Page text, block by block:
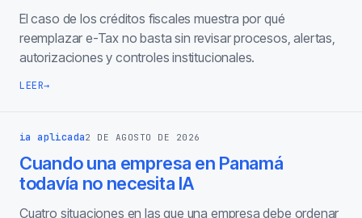
El caso de los créditos fiscales muestra por qué
reemplazar e-Tax no basta sin revisar procesos, alertas,
autorizaciones y controles institucionales.
LEER→
ia aplicada2 DE AGOSTO DE 2026
Cuando una empresa en Panamá
todavía no necesita IA
Cuatro situaciones en las que una empresa debe ordenar